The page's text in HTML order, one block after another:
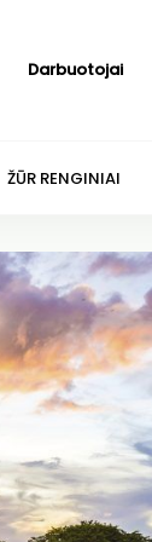
Darbuotojai
ŽŪR RENGINIAI